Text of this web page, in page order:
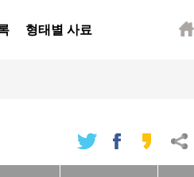
형태별 사료